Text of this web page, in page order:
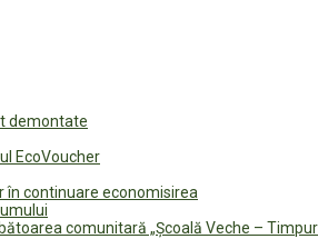
demontate
EcoVoucher
în continuare economisirea
comunitară „Școală Veche –